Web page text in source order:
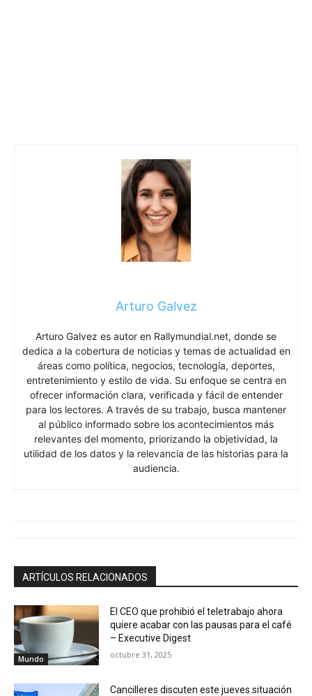
Arturo Galvez
Arturo Galvez es autor en Rallymundial.net, donde se
dedica a la cobertura de noticias y temas de actualidad en
áreas como política, negocios, tecnología, deportes,
entretenimiento y estilo de vida. Su enfoque se centra en
ofrecer información clara, verificada y fácil de entender
para los lectores. A través de su trabajo, busca mantener
al público informado sobre los acontecimientos más
relevantes del momento, priorizando la objetividad, la
utilidad de los datos y la relevancia de las historias para la
audiencia.
ARTÍCULOS RELACIONADOS
Mundo
El CEO que prohibió el teletrabajo ahora
quiere acabar con las pausas para el café
– Executive Digest
octubre 31, 2025
Cancilleres discuten este jueves situación